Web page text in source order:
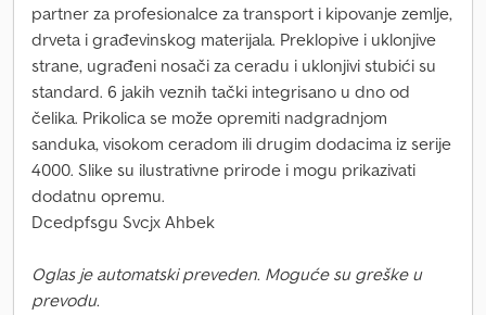
partner za profesionalce za transport i kipovanje zemlje,
drveta i građevinskog materijala. Preklopive i uklonjive
strane, ugrađeni nosači za ceradu i uklonjivi stubići su
standard. 6 jakih veznih tački integrisano u dno od
čelika. Prikolica se može opremiti nadgradnjom
sanduka, visokom ceradom ili drugim dodacima iz serije
4000. Slike su ilustrativne prirode i mogu prikazivati
dodatnu opremu.
Dcedpfsgu Svcjx Ahbek
Oglas je automatski preveden. Moguće su greške u
prevodu.